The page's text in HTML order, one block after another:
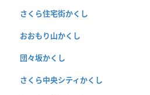
さくら住宅街かくし
おおもり山かくし
団々坂かくし
さくら中央シティかくし